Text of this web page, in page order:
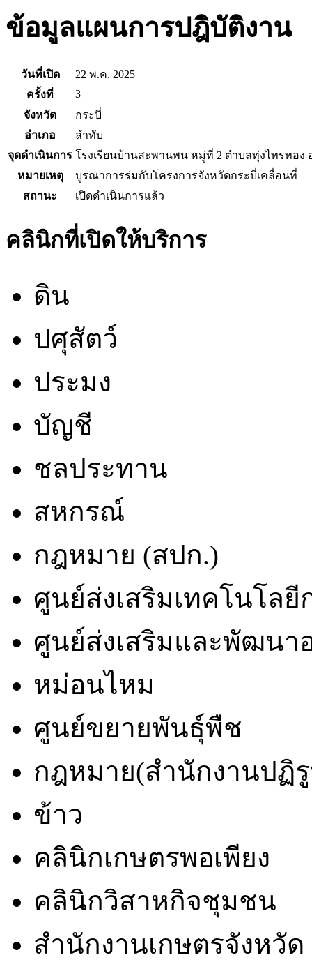
ข้อมูลแผนการปฎิบัติงาน
วันที่เปิด
22 พ.ค. 2025
ครั้งที่
3
จังหวัด
กระบี่
อำเภอ
ลำทับ
จุดดำเนินการ โรงเรียนบ้านสะพานพน หมู่ที่ 2 ตำบลทุ่งไทรทอง
หมายเหตุ
บูรณาการร่มกับโครงการจังหวัดกระบี่เคลื่อนที่
สถานะ
เปิดดำเนินการแล้ว
คลินิกที่เปิดให้บริการ
ดิน
ปศุสัตว์
ประมง
บัญชี
ชลประทาน
สหกรณ์
กฎหมาย (สปก.)
ศูนย์ส่งเสริมเทคโนโล
ศูนย์ส่งเสริมและพัฒนา
หม่อนไหม
ศูนย์ขยายพันธุ์พืช
กฎหมาย(สำนักงานปฏิ
ข้าว
คลินิกเกษตรพอเพียง
คลินิกวิสาหกิจชุมชน
สำนักงานเกษตรจังหวัด